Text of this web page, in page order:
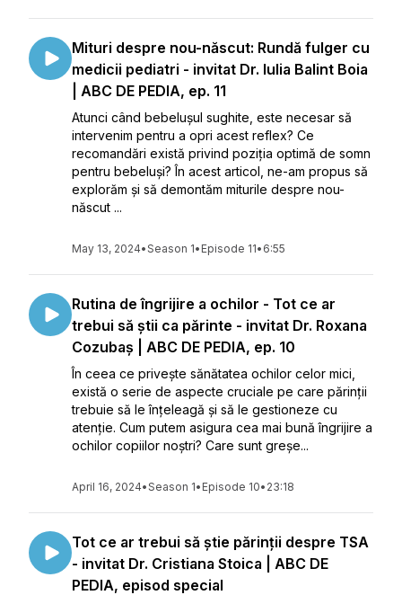
Mituri despre nou-născut: Rundă fulger cu
medicii pediatri - invitat Dr. Iulia Balint Boia
| ABC DE PEDIA, ep. 11
Atunci când bebelușul sughite, este necesar să
intervenim pentru a opri acest reflex? Ce
recomandări există privind poziția optimă de somn
pentru bebeluși? În acest articol, ne-am propus să
explorăm și să demontăm miturile despre nou-
născut ...
May 13, 2024•Season 1• Episode 11• 6:55
Rutina de îngrijire a ochilor - Tot ce ar
trebui să știi ca părinte - invitat Dr. Roxana
Cozubaș | ABC DE PEDIA, ep. 10
În ceea ce privește sănătatea ochilor celor mici,
există o serie de aspecte cruciale pe care părinții
trebuie să le înțeleagă și să le gestioneze cu
atenție. Cum putem asigura cea mai bună îngrijire a
ochilor copiilor noștri? Care sunt greșe...
April 16, 2024•Season 1• Episode 10• 23:18
Tot ce ar trebui să știe părinții despre TSA
- invitat Dr. Cristiana Stoica | ABC DE
PEDIA, episod special